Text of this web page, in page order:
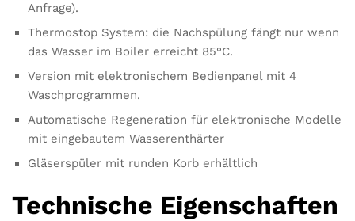
Anfrage).
Thermostop System: die Nachspülung fängt nur wenn
das Wasser im Boiler erreicht 85°C.
Version mit elektronischem Bedienpanel mit 4
Waschprogrammen.
Automatische Regeneration für elektronische Modelle
mit eingebautem Wasserenthärter
Gläserspüler mit runden Korb erhältlich
Technische Eigenschaften